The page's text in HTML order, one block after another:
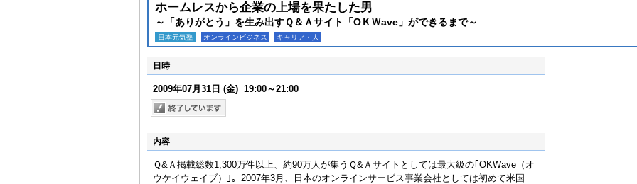
ホームレスから企業の上場を果たした男
～「ありがとう」を生み出すＱ＆Ａサイト「OＫＷave」ができるまで～
日本元気塾 オンラインビジネス キャリア・人
日時
2009年07月31日 (金) 19:00～21:00
内容
Ｑ&Ａ掲載総数1,300万件以上、約90万人が集うＱ&Ａサイトとしては最大級の｢OKWave（オ
ウケイウェイブ）｣。2007年3月、日本のオンラインサービス事業会社としては初めて米国